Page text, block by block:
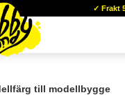
Frakt
till modellbygge